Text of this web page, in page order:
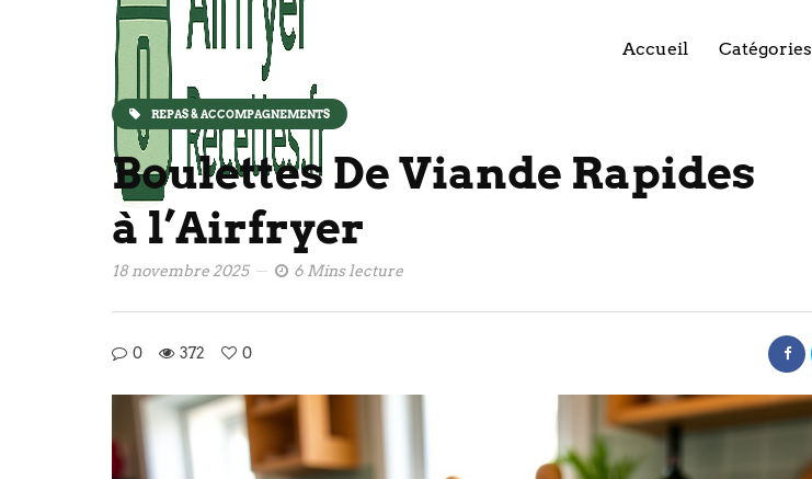
Accueil Catégories
REPAS & ACCOMPAGNEMENTS
Boulettes De Viande Rapides
à l’Airfryer
18 novembre 2025 6 Mins lecture
0 372 0